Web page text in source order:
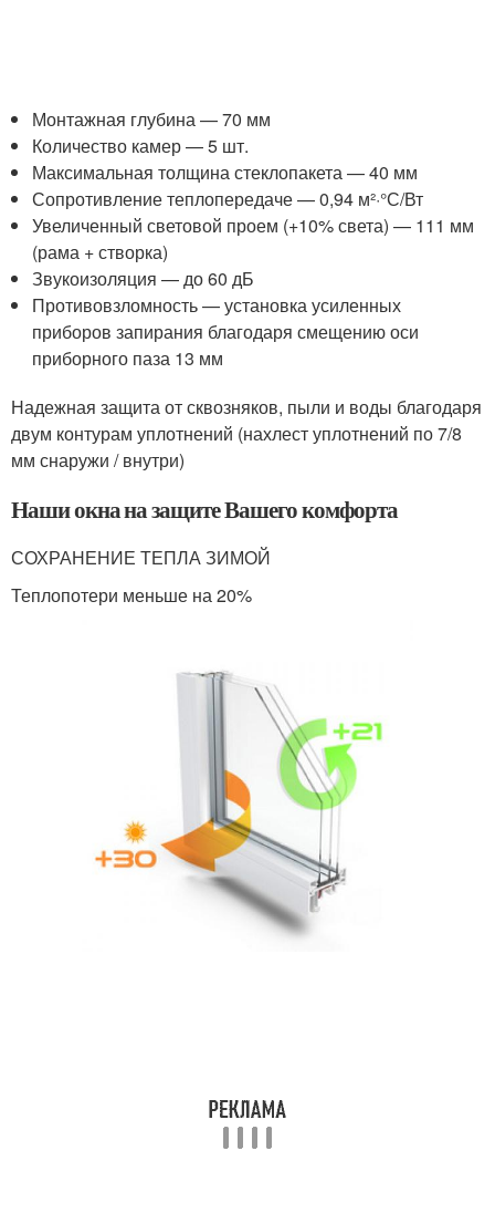
Монтажная глубина — 70 мм
Количество камер — 5 шт.
Максимальная толщина стеклопакета — 40 мм
Сопротивление теплопередаче — 0,94 м²·°С/Вт
Увеличенный световой проем (+10% света) — 111 мм
(рама + створка)
Звукоизоляция — до 60 дБ
Противовзломность — установка усиленных
приборов запирания благодаря смещению оси
приборного паза 13 мм
Надежная защита от сквозняков, пыли и воды благодаря
двум контурам уплотнений (нахлест уплотнений по 7/8
мм снаружи / внутри)
Наши окна на защите Вашего комфорта
СОХРАНЕНИЕ ТЕПЛА ЗИМОЙ
Теплопотери меньше на 20%